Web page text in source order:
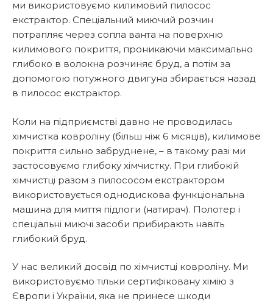
ми використовуємо килимовий пилосос
екстрактор. Спеціальний миючий розчин
потрапляє через сопла ванта на поверхню
килимового покриття, проникаючи максимально
глибоко в волокна розчиняє бруд, а потім за
допомогою потужного двигуна збирається назад
в пилосос екстрактор.
Коли на підприємстві давно не проводилась
хімчистка ковроліну (більш ніж 6 місяців), килимове
покриття сильно забруднене, – в такому разі ми
застосовуємо глибоку хімчистку. При глибокій
хімчистці разом з пилососом екстрактором
використовується однодискова функціональна
машина для миття підлоги (натирач). Полотер і
спеціальні миючі засоби прибирають навіть
глибокий бруд.
У нас великий досвід по хімчистці ковроліну. Ми
використовуємо тільки сертифіковану хімію з
Європи і України, яка не принесе шкоди